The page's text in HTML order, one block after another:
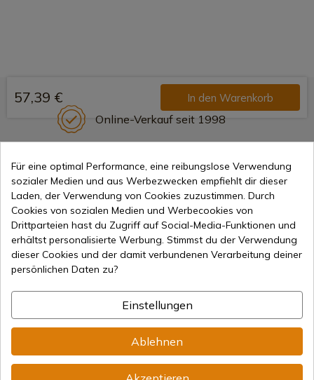
57,39 € In den Warenkorb
Online-Verkauf seit 1998
Sichere Zahlungsmethoden
Internationaler Versand
Information
info@aceros-de-hispania.com
Für eine optimal Performance, eine reibungslose Verwendung
sozialer Medien und aus Werbezwecken empfiehlt dir dieser
Laden, der Verwendung von Cookies zuzustimmen. Durch
Cookies von sozialen Medien und Werbecookies von
Drittparteien hast du Zugriff auf Social-Media-Funktionen und
erhältst personalisierte Werbung. Stimmst du der Verwendung
dieser Cookies und der damit verbundenen Verarbeitung deiner
persönlichen Daten zu?
Einstellungen
Ablehnen